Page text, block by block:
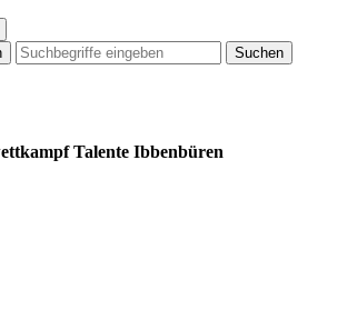
Suchen
Talente Ibbenbüren